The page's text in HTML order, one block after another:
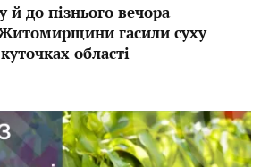
й до пізнього вечора
гасили суху
області